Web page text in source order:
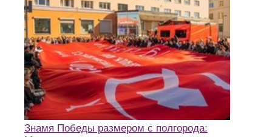
Знамя Победы размером с полгорода: